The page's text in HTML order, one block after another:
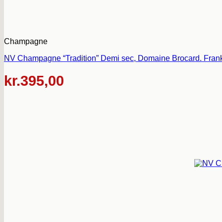
Champagne
NV Champagne “Tradition” Demi sec, Domaine Brocard.
kr.395,00